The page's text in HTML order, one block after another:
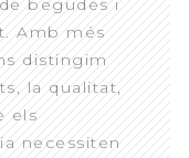
begudes i
Amb més
distingim
la qualitat,
els
necessiten